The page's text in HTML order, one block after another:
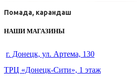
Помада, карандаш
НАШИ МАГАЗИНЫ
г. Донецк, ул. Артема, 130
ТРЦ «Донецк-Сити», 1 этаж